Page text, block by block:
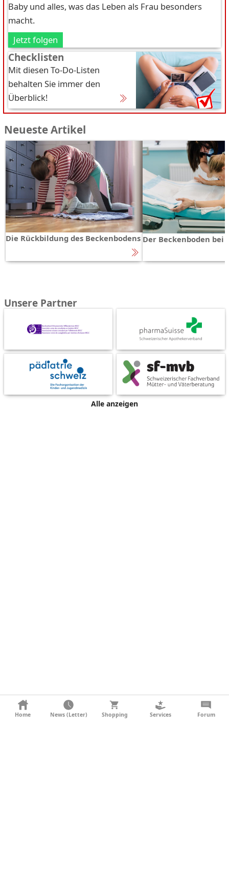
Baby und alles, was das Leben als Frau besonders
macht.
Jetzt folgen
Checklisten
Mit diesen To-Do-Listen
behalten Sie immer den
Überblick!
Neueste Artikel
Die Rückbildung des Beckenbodens Der Beckenboden bei
Unsere Partner
Alle anzeigen
KONTAKT
Home News (Letter) Shopping Services Forum